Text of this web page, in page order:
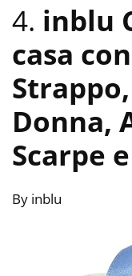
4. inblu
casa
Donna,
Scarpe
By inblu